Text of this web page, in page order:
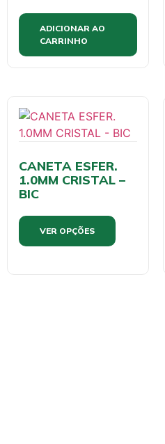
ADICIONAR AO
CARRINHO
CANETA ESFER.
1.0MM CRISTAL –
BIC
VER OPÇÕES